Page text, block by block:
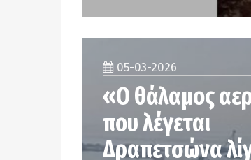
05-03-2026
«Ο θάλαμος
που λέγεται
Δραπετσώνα